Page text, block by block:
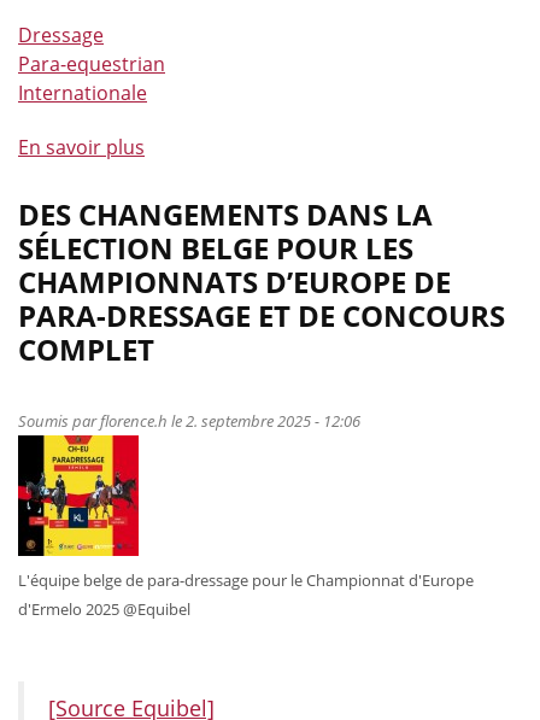
Dressage
Para-equestrian
Internationale
En savoir plus
de
Le
calendrier
de
(para)-
dressage
bien
rempli
DES CHANGEMENTS DANS LA
SÉLECTION BELGE POUR LES
CHAMPIONNATS D’EUROPE DE
PARA-DRESSAGE ET DE CONCOURS
COMPLET
Soumis parflorence.h le 2. septembre 2025 - 12:06
L'équipe belge de para-dressage pour le Championnat d'Europe
d'Ermelo 2025 @Equibel
[Source Equibel]